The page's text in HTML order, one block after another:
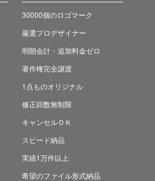
30000個のロゴマーク
厳選プロデザイナー
明朗会計・追加料金ゼロ
著作権完全譲渡
1点ものオリジナル
修正回数無制限
キャンセルＯＫ
スピード納品
実績1万件以上
希望のファイル形式納品